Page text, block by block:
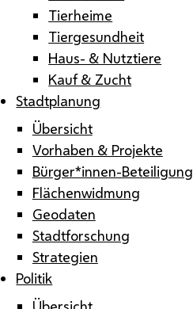
Tierheime
Tiergesundheit
Haus- & Nutztiere
Kauf & Zucht
Stadtplanung
Übersicht
Vorhaben & Projekte
Bürger*innen-Beteiligung
Flächenwidmung
Geodaten
Stadtforschung
Strategien
Politik